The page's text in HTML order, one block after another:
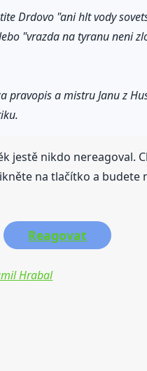
Drdovo "ani hlt vody
"vrazda na tyranu neni
pravopis a mistru Janu z
jestě nikdo nereagoval.
na tlačítko a budete
Reagovat
Hrabal